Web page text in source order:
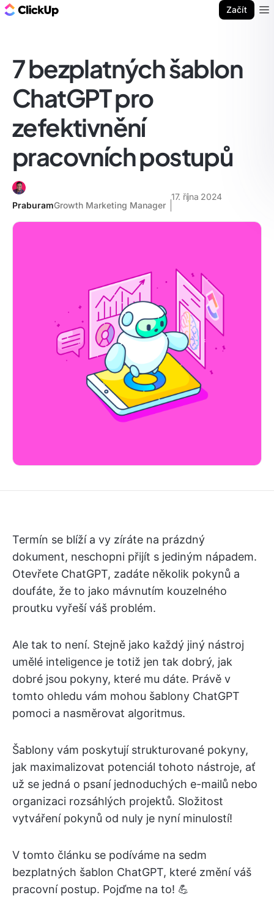
Začít
7 bezplatných šablon
ChatGPT pro
zefektivnění
pracovních postupů
PraburamGrowth Marketing Manager
17. října 2024
Termín se blíží a vy zíráte na prázdný
dokument, neschopni přijít s jediným nápadem.
Otevřete ChatGPT, zadáte několik pokynů a
doufáte, že to jako mávnutím kouzelného
proutku vyřeší váš problém.
Ale tak to není. Stejně jako každý jiný nástroj
umělé inteligence je totiž jen tak dobrý, jak
dobré jsou pokyny, které mu dáte. Právě v
tomto ohledu vám mohou šablony ChatGPT
pomoci a nasměrovat algoritmus.
Šablony vám poskytují strukturované pokyny,
jak maximalizovat potenciál tohoto nástroje, ať
už se jedná o psaní jednoduchých e-mailů nebo
organizaci rozsáhlých projektů. Složitost
vytváření pokynů od nuly je nyní minulostí!
V tomto článku se podíváme na sedm
bezplatných šablon ChatGPT, které změní váš
pracovní postup. Pojďme na to! 💪